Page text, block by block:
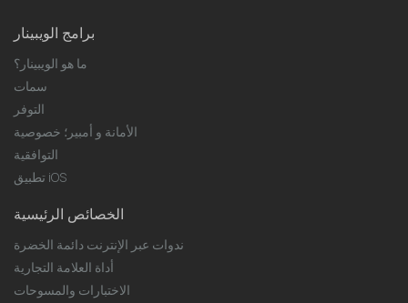
برامج الويبينار
ما هو الويبينار؟
سمات
التوفر
الأمانة و أمبير؛ خصوصية
التوافقية
تطبيق iOS
الخصائص الرئيسية
ندوات عبر الإنترنت دائمة الخضرة
أداة العلامة التجارية
الاختبارات والمسوحات